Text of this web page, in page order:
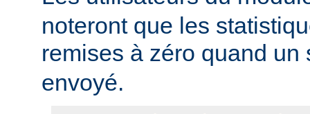
noteront que les
remises à zéro quand
envoyé.